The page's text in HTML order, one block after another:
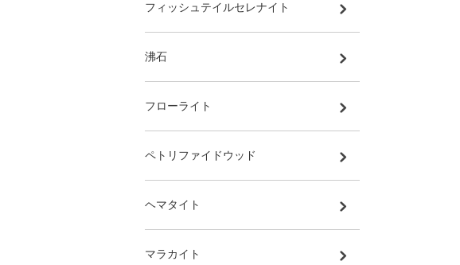
フィッシュテイルセレナイト
沸石
フローライト
ペトリファイドウッド
ヘマタイト
マラカイト